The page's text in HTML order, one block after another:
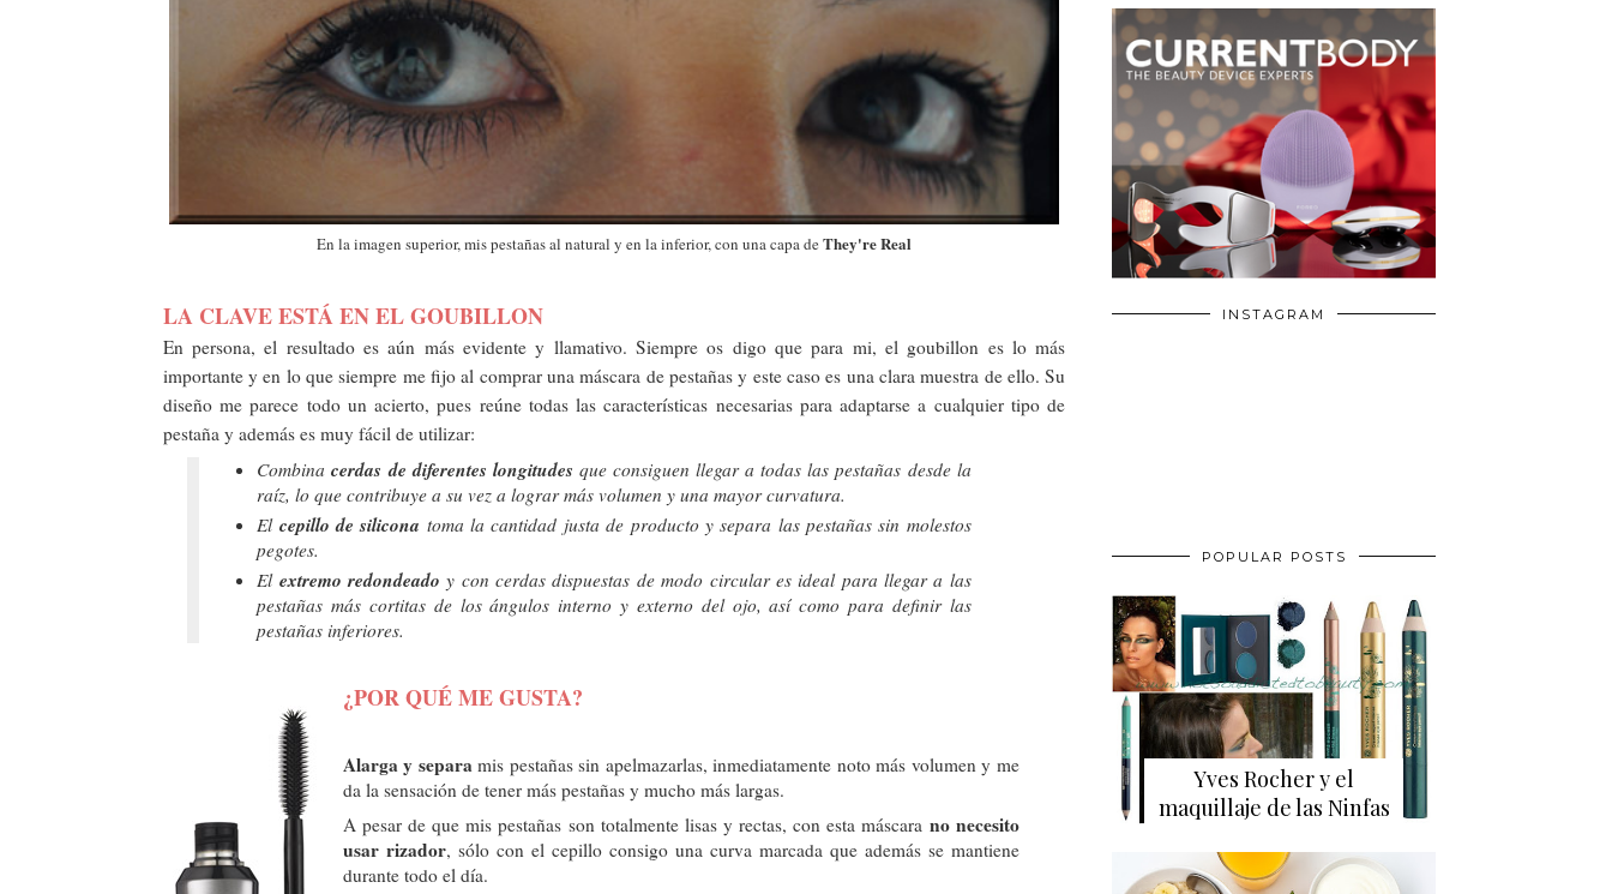
En la imagen superior, mis pestañas al natural y en la inferior, con una capa deThey're Real
LA CLAVE ESTÁ EN EL GOUBILLON
En persona, el resultado es aún más evidente y llamativo. Siempre os digo que para mi, el goubillon es lo más
importante y en lo que siempre me fijo al comprar una máscara de pestañas y este caso es una clara muestra de ello. Su
diseño me parece todo un acierto, pues reúne todas las características necesarias para adaptarse a cualquier tipo de
pestaña y además es muy fácil de utilizar:
Combinacerdas de diferentes longitudes que consiguen llegar a todas las pestañas desde la
raíz, lo que contribuye a su vez a lograr más volumen y una mayor curvatura.
El cepillo de silicona toma la cantidad justa de producto y separa las pestañas sin molestos
pegotes.
El extremo redondeado y con cerdas dispuestas de modo circular es ideal para llegar a las
pestañas más cortitas de los ángulos interno y externo del ojo, así como para definir las
pestañas inferiores.
¿POR QUÉ ME GUSTA?
Alarga y separamis pestañas sin apelmazarlas, inmediatamente noto más volumen y me
da la sensación de tener más pestañas y mucho más largas.
A pesar de que mis pestañas son totalmente lisas y rectas, con esta máscara no necesito
usar rizador, sólo con el cepillo consigo una curva marcada que además se mantiene
durante todo el día.
INSTAGRAM
POPULAR POSTS
Yves Rocher y el
maquillaje de las Ninfas